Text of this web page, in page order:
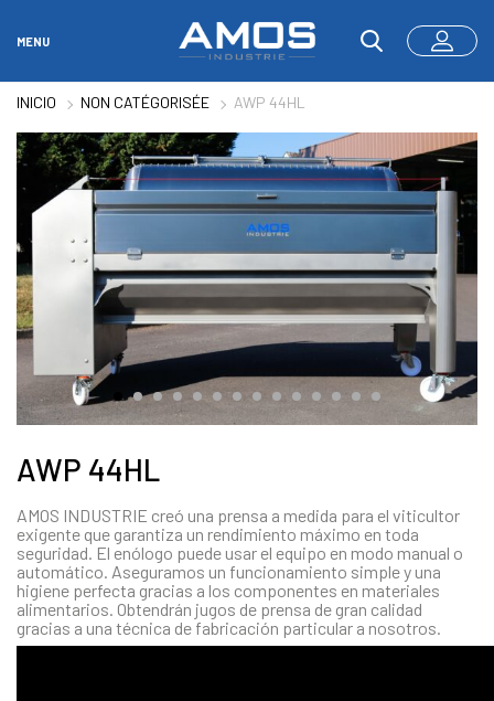
MENU
INICIO NON CATÉGORISÉE AWP 44HL
AWP 44HL
AMOS INDUSTRIE creó una prensa a medida para el viticultor
exigente que garantiza un rendimiento máximo en toda
seguridad. El enólogo puede usar el equipo en modo manual o
automático. Aseguramos un funcionamiento simple y una
higiene perfecta gracias a los componentes en materiales
alimentarios. Obtendrán jugos de prensa de gran calidad
gracias a una técnica de fabricación particular a nosotros.